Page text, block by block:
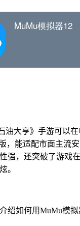
油大亨》手游可以
，能适配市面主流
强，还突破了游戏
。
绍如何用MuMu模拟